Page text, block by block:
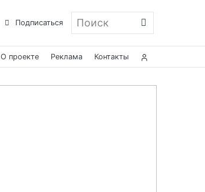
Подписаться Поиск
О проекте Реклама Контакты